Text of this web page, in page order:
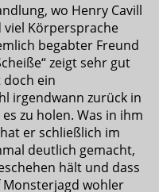
wo Henry Cavill
Körpersprache
begabter Freund
zeigt sehr gut
doch ein
irgendwann zurück in
zu holen. Was in ihm
er schließlich im
deutlich gemacht,
hält und dass
wohler